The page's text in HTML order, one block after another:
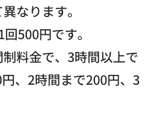
なります。
500円です。
料金で、3時間以上で
、2時間まで200円、3